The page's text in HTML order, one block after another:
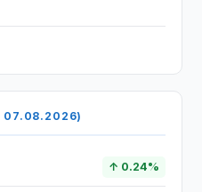
↑ 0.24%